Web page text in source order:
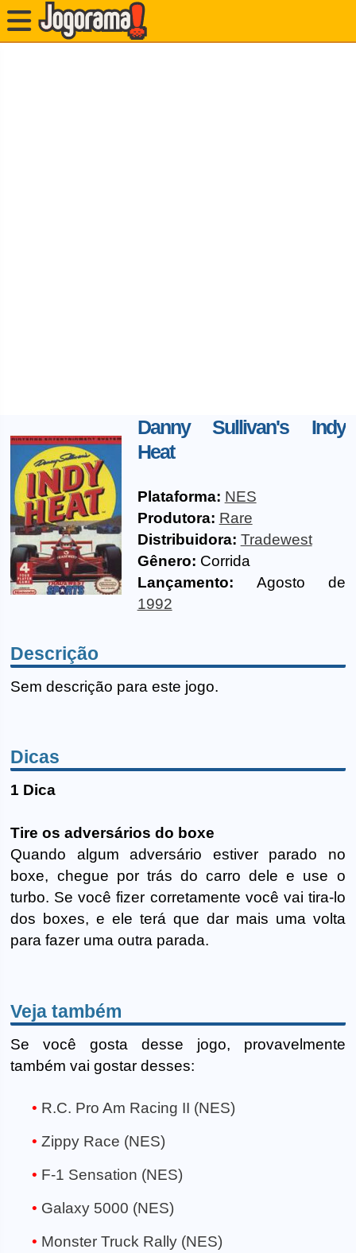
Danny Sullivan's Indy
Heat
Plataforma: NES
Produtora: Rare
Distribuidora: Tradewest
Gênero: Corrida
Lançamento: Agosto de
1992
Descrição
Sem descrição para este jogo.
Dicas
1 Dica
Tire os adversários do boxe
Quando algum adversário estiver parado no
boxe, chegue por trás do carro dele e use o
turbo. Se você fizer corretamente você vai tira-lo
dos boxes, e ele terá que dar mais uma volta
para fazer uma outra parada.
Veja também
Se você gosta desse jogo, provavelmente
também vai gostar desses:
R.C. Pro Am Racing II (NES)
Zippy Race (NES)
F-1 Sensation (NES)
Galaxy 5000 (NES)
Monster Truck Rally (NES)